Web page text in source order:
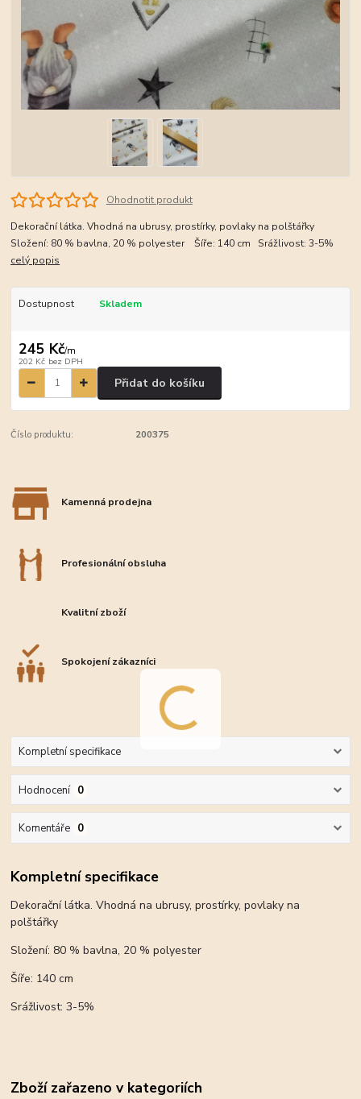
Ohodnotit produkt
Dekorační látka. Vhodná na ubrusy, prostírky, povlaky na polštářky
Složení: 80 % bavlna, 20 % polyester Šíře: 140 cm Srážlivost: 3-5%
celý popis
Dostupnost Skladem
245 Kč/m
202 Kč bez DPH
Přidat do košíku
Číslo produktu: 200375
Kamenná prodejna
Profesionální obsluha
Kvalitní zboží
Spokojení zákazníci
Kompletní specifikace
Hodnocení 0
Komentáře 0
Kompletní specifikace
Dekorační látka. Vhodná na ubrusy, prostírky, povlaky na
polštářky
Složení: 80 % bavlna, 20 % polyester
Šíře: 140 cm
Srážlivost: 3-5%
Zboží zařazeno v kategoriích